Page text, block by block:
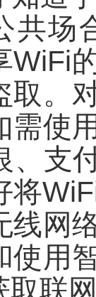
共场
WiFi
取。
需使
、支
将
线网
使用
取联